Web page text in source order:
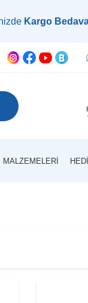
Bedava!| Çağrı
MALZEMELERI